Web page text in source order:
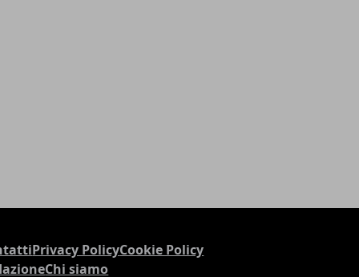
Privacy PolicyCookie Policy
Chi siamo